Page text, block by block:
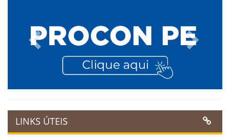
Previous
LINKS ÚTEIS